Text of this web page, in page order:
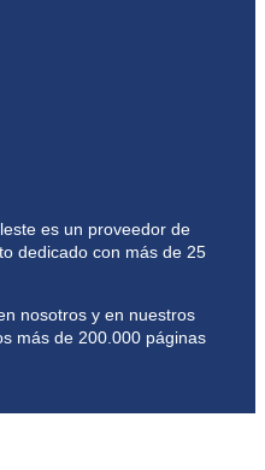
es un proveedor de
dedicado con más de 25
nosotros y en nuestros
más de 200.000 páginas